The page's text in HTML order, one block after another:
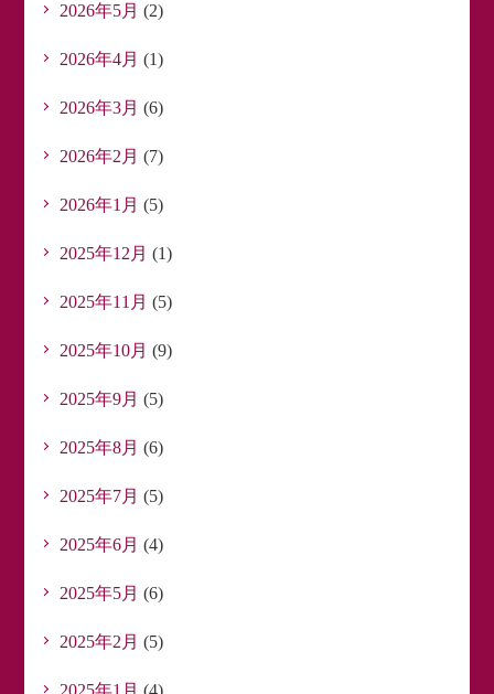
2026年5月 (2)
2026年4月 (1)
2026年3月 (6)
2026年2月 (7)
2026年1月 (5)
2025年12月 (1)
2025年11月 (5)
2025年10月 (9)
2025年9月 (5)
2025年8月 (6)
2025年7月 (5)
2025年6月 (4)
2025年5月 (6)
2025年2月 (5)
2025年1月 (4)